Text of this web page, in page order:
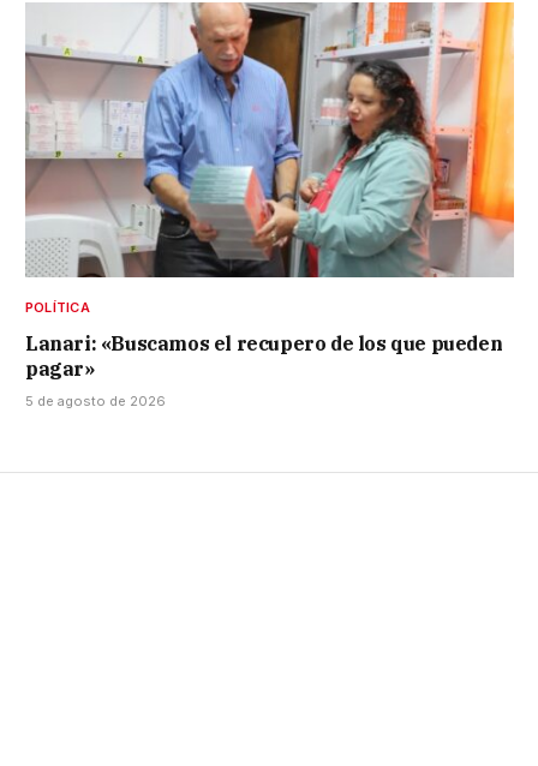
POLÍTICA
Lanari: «Buscamos el recupero de los que pueden
pagar»
5 de agosto de 2026